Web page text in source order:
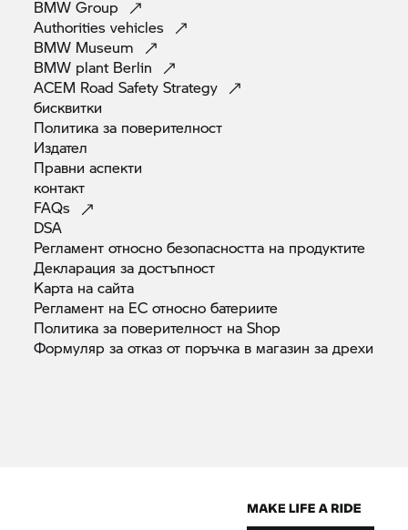
BMWGroup
Authoritiesvehicles
BMW Museum
BMW plant Berlin
ACEM Road SafetyStrategy
бисквитки
Политика за поверителност
Издател
Правниаспекти
контакт
FAQs
DSA
Регламент относно безопасността на продуктите
Декларация задостъпност
Карта насайта
Регламент на ЕС относнобатериите
Политика за поверителност наShop
Формуляр за отказ от поръчка в магазин задрехи